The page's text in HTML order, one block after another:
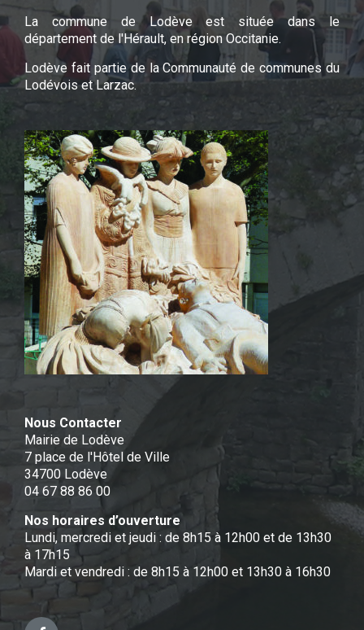
La commune de Lodève est située dans le
département de l'Hérault, en région Occitanie.
Lodève fait partie de la Communauté de communes du
Lodévois et Larzac.
Nous Contacter
Mairie de Lodève
7 place de l'Hôtel de Ville
34700 Lodève
04 67 88 86 00
Nos horaires d’ouverture
Lundi, mercredi et jeudi : de 8h15 à 12h00 et de 13h30
à 17h15
Mardi et vendredi : de 8h15 à 12h00 et 13h30 à 16h30